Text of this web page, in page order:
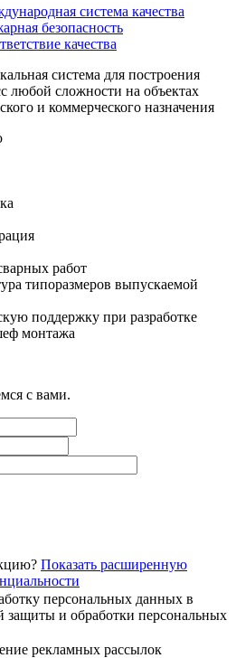
система качества
безопасность
качества
система для построения
любой сложности на объектах
и коммерческого назначения
работ
типоразмеров выпускаемой
поддержку при разработке
монтажа
с вами.
Показать расширенную
персональных данных в
защиты и обработки персональных
рекламных рассылок